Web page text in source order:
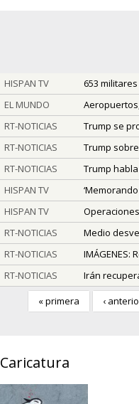
HISPAN TV
653
EL MUNDO
RT-NOTICIAS
Trump se
RT-NOTICIAS
Trump
RT-NOTICIAS
Trump
HISPAN TV
HISPAN TV
RT-NOTICIAS
Medio
RT-NOTICIAS
RT-NOTICIAS
Irán
« primera
‹
Caricatura